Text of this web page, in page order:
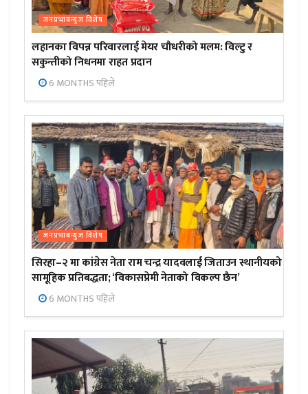
जनप्रभाबन्युज विशेष
लहानका विपन्न परिवारलाई मेयर चौधरीको मलम: विल्टु र
सकुन्तीको निधनमा राहत प्रदान
6 MONTHS पहिले
जनप्रभाबन्युज विशेष
सिरहा–२ मा कांग्रेस नेता राम चन्द्र यादवलाई जिताउन स्थानीयको
सामूहिक प्रतिबद्धता; ‘विकासप्रेमी नेताको विकल्प छैन’
6 MONTHS पहिले